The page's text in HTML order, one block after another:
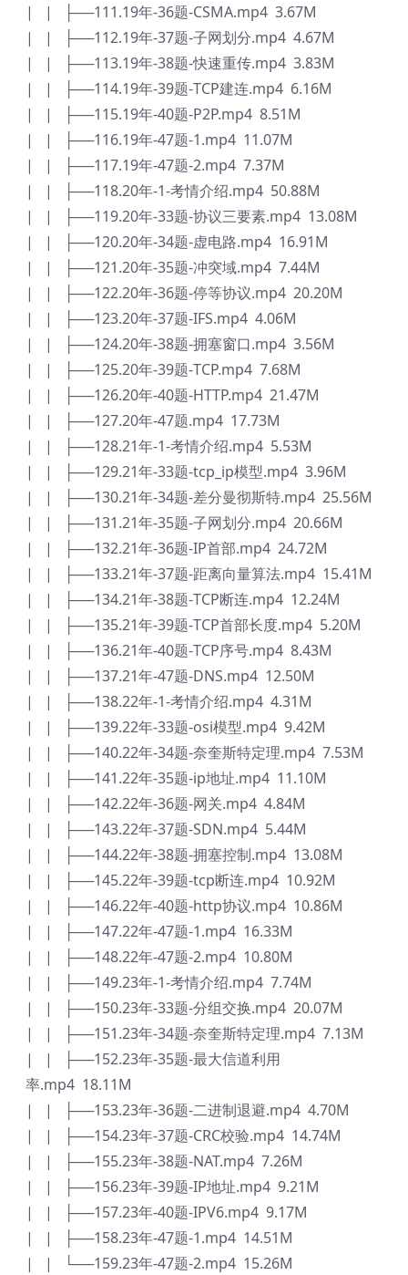
| | ├──111.19年-36题-CSMA.mp4 3.67M
| | ├──112.19年-37题-子网划分.mp4 4.67M
| | ├──113.19年-38题-快速重传.mp4 3.83M
| | ├──114.19年-39题-TCP建连.mp4 6.16M
| | ├──115.19年-40题-P2P.mp4 8.51M
| | ├──116.19年-47题-1.mp4 11.07M
| | ├──117.19年-47题-2.mp4 7.37M
| | ├──118.20年-1-考情介绍.mp4 50.88M
| | ├──119.20年-33题-协议三要素.mp4 13.08M
| | ├──120.20年-34题-虚电路.mp4 16.91M
| | ├──121.20年-35题-冲突域.mp4 7.44M
| | ├──122.20年-36题-停等协议.mp4 20.20M
| | ├──123.20年-37题-IFS.mp4 4.06M
| | ├──124.20年-38题-拥塞窗口.mp4 3.56M
| | ├──125.20年-39题-TCP.mp4 7.68M
| | ├──126.20年-40题-HTTP.mp4 21.47M
| | ├──127.20年-47题.mp4 17.73M
| | ├──128.21年-1-考情介绍.mp4 5.53M
| | ├──129.21年-33题-tcp_ip模型.mp4 3.96M
| | ├──130.21年-34题-差分曼彻斯特.mp4 25.56M
| | ├──131.21年-35题-子网划分.mp4 20.66M
| | ├──132.21年-36题-IP首部.mp4 24.72M
| | ├──133.21年-37题-距离向量算法.mp4 15.41M
| | ├──134.21年-38题-TCP断连.mp4 12.24M
| | ├──135.21年-39题-TCP首部长度.mp4 5.20M
| | ├──136.21年-40题-TCP序号.mp4 8.43M
| | ├──137.21年-47题-DNS.mp4 12.50M
| | ├──138.22年-1-考情介绍.mp4 4.31M
| | ├──139.22年-33题-osi模型.mp4 9.42M
| | ├──140.22年-34题-奈奎斯特定理.mp4 7.53M
| | ├──141.22年-35题-ip地址.mp4 11.10M
| | ├──142.22年-36题-网关.mp4 4.84M
| | ├──143.22年-37题-SDN.mp4 5.44M
| | ├──144.22年-38题-拥塞控制.mp4 13.08M
| | ├──145.22年-39题-tcp断连.mp4 10.92M
| | ├──146.22年-40题-http协议.mp4 10.86M
| | ├──147.22年-47题-1.mp4 16.33M
| | ├──148.22年-47题-2.mp4 10.80M
| | ├──149.23年-1-考情介绍.mp4 7.74M
| | ├──150.23年-33题-分组交换.mp4 20.07M
| | ├──151.23年-34题-奈奎斯特定理.mp4 7.13M
| | ├──152.23年-35题-最大信道利用
率.mp4 18.11M
| | ├──153.23年-36题-二进制退避.mp4 4.70M
| | ├──154.23年-37题-CRC校验.mp4 14.74M
| | ├──155.23年-38题-NAT.mp4 7.26M
| | ├──156.23年-39题-IP地址.mp4 9.21M
| | ├──157.23年-40题-IPV6.mp4 9.17M
| | ├──158.23年-47题-1.mp4 14.51M
| | └──159.23年-47题-2.mp4 15.26M